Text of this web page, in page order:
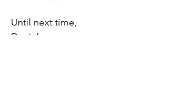
Until next time,
Daniel